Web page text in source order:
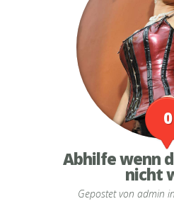
0
Abhilfe wenn
nicht
Gepostet von admin in